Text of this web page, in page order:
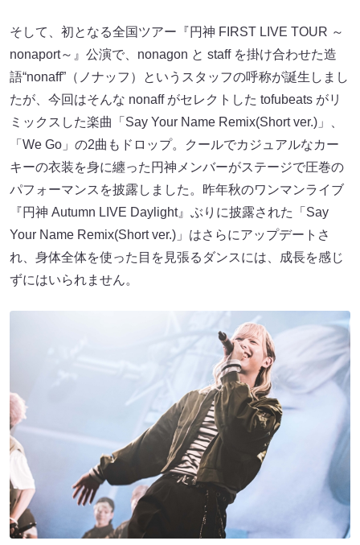
そして、初となる全国ツアー『円神 FIRST LIVE TOUR ～
nonaport～』公演で、nonagon と staff を掛け合わせた造
語“nonaff”（ノナッフ）というスタッフの呼称が誕生しまし
たが、今回はそんな nonaff がセレクトした tofubeats がリ
ミックスした楽曲「Say Your Name Remix(Short ver.)」、
「We Go」の2曲もドロップ。クールでカジュアルなカー
キーの衣装を身に纏った円神メンバーがステージで圧巻の
パフォーマンスを披露しました。昨年秋のワンマンライブ
『円神 Autumn LIVE Daylight』ぶりに披露された「Say
Your Name Remix(Short ver.)」はさらにアップデートさ
れ、身体全体を使った目を見張るダンスには、成長を感じ
ずにはいられません。